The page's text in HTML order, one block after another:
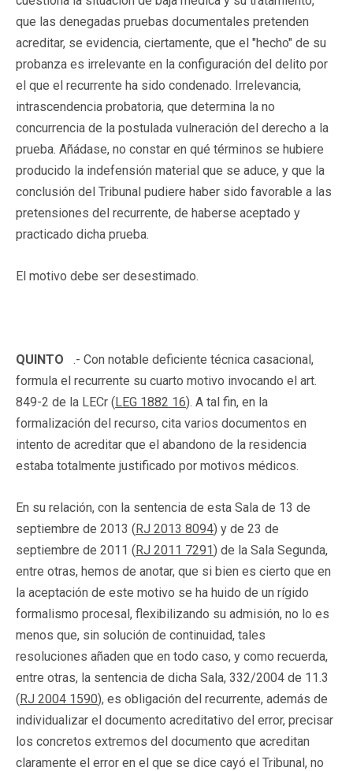
que las denegadas pruebas documentales pretenden
acreditar, se evidencia, ciertamente, que el "hecho" de su
probanza es irrelevante en la configuración del delito por
el que el recurrente ha sido condenado. Irrelevancia,
intrascendencia probatoria, que determina la no
concurrencia de la postulada vulneración del derecho a la
prueba. Añádase, no constar en qué términos se hubiere
producido la indefensión material que se aduce, y que la
conclusión del Tribunal pudiere haber sido favorable a las
pretensiones del recurrente, de haberse aceptado y
practicado dicha prueba.
El motivo debe ser desestimado.
QUINTO .- Con notable deficiente técnica casacional,
formula el recurrente su cuarto motivo invocando el art.
849-2 de la LECr (LEG 1882 16). A tal fin, en la
formalización del recurso, cita varios documentos en
intento de acreditar que el abandono de la residencia
estaba totalmente justificado por motivos médicos.
En su relación, con la sentencia de esta Sala de 13 de
septiembre de 2013 (RJ 2013 8094) y de 23 de
septiembre de 2011 (RJ 2011 7291) de la Sala Segunda,
entre otras, hemos de anotar, que si bien es cierto que en
la aceptación de este motivo se ha huido de un rígido
formalismo procesal, flexibilizando su admisión, no lo es
menos que, sin solución de continuidad, tales
resoluciones añaden que en todo caso, y como recuerda,
entre otras, la sentencia de dicha Sala, 332/2004 de 11.3
(RJ 2004 1590), es obligación del recurrente, además de
individualizar el documento acreditativo del error, precisar
los concretos extremos del documento que acreditan
claramente el error en el que se dice cayó el Tribunal, no